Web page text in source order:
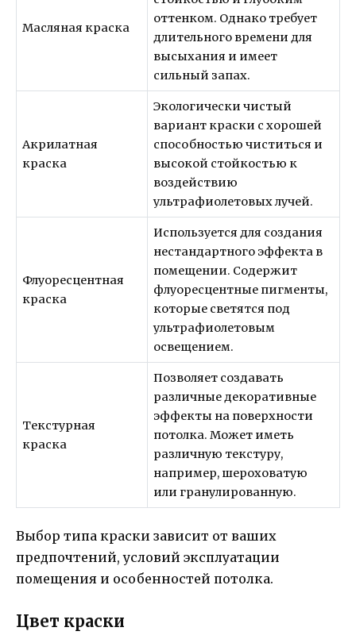
Масляная краска
оттенком. Однако требует
длительного времени для
высыхания и имеет
сильный запах.
Акрилатная
краска
Экологически чистый
вариант краски с хорошей
способностью чиститься и
высокой стойкостью к
воздействию
ультрафиолетовых лучей.
Флуоресцентная
краска
Используется для создания
нестандартного эффекта в
помещении. Содержит
флуоресцентные пигменты,
которые светятся под
ультрафиолетовым
освещением.
Текстурная
краска
Позволяет создавать
различные декоративные
эффекты на поверхности
потолка. Может иметь
различную текстуру,
например, шероховатую
или гранулированную.
Выбор типа краски зависит от ваших
предпочтений, условий эксплуатации
помещения и особенностей потолка.
Цвет краски